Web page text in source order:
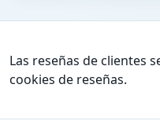
Las reseñas de clientes
cookies de reseñas.